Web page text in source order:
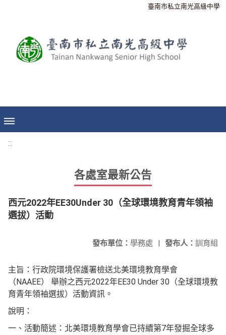
臺南市私立南光高級中學
:::
各處室最新公告
西元2022年EE30Under 30（全球環境教育青年領袖
選拔）活動
發布人： 訓育組
發布單位： 學務處 |
主旨：行政院環境保護署檢送北美環境教育學會
（NAAEE） 舉辦之西元2022年EE30 Under 30（全球環境教
育青年領袖選拔）活動資訊。
說明：
一、活動簡述：北美環境教育學會已持續第7年發掘全球多